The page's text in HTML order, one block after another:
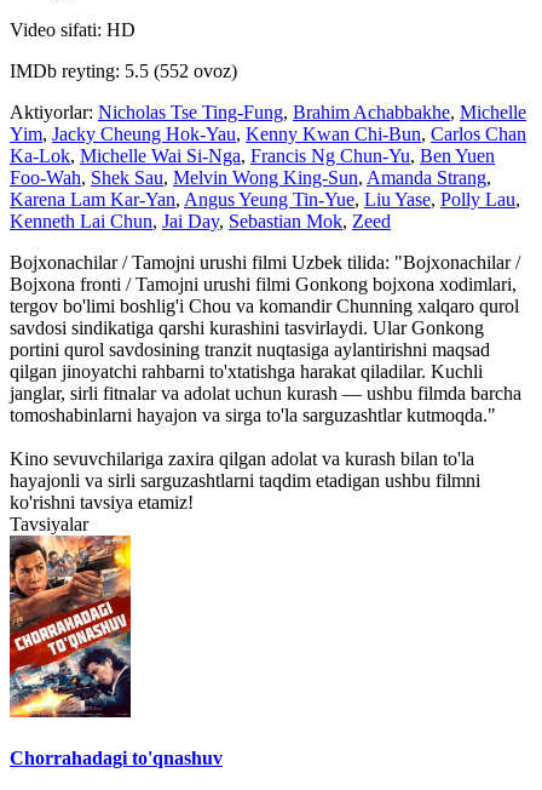
Video sifati: HD
IMDb reyting: 5.5 (552 ovoz)
Aktiyorlar: Nicholas Tse Ting-Fung, Brahim Achabbakhe, Michelle
Yim, Jacky Cheung Hok-Yau, Kenny Kwan Chi-Bun, Carlos Chan
Ka-Lok, Michelle Wai Si-Nga, Francis Ng Chun-Yu, Ben Yuen
Foo-Wah, Shek Sau, Melvin Wong King-Sun, Amanda Strang,
Karena Lam Kar-Yan, Angus Yeung Tin-Yue, Liu Yase, Polly Lau,
Kenneth Lai Chun, Jai Day, Sebastian Mok, Zeed
Bojxonachilar / Tamojni urushi filmi Uzbek tilida: "Bojxonachilar /
Bojxona fronti / Tamojni urushi filmi Gonkong bojxona xodimlari,
tergov bo'limi boshlig'i Chou va komandir Chunning xalqaro qurol
savdosi sindikatiga qarshi kurashini tasvirlaydi. Ular Gonkong
portini qurol savdosining tranzit nuqtasiga aylantirishni maqsad
qilgan jinoyatchi rahbarni to'xtatishga harakat qiladilar. Kuchli
janglar, sirli fitnalar va adolat uchun kurash — ushbu filmda barcha
tomoshabinlarni hayajon va sirga to'la sarguzashtlar kutmoqda."
Kino sevuvchilariga zaxira qilgan adolat va kurash bilan to'la
hayajonli va sirli sarguzashtlarni taqdim etadigan ushbu filmni
ko'rishni tavsiya etamiz!
Tavsiyalar
Chorrahadagi to'qnashuv